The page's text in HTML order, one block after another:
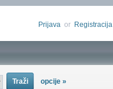
Prijava or Registracija
opcije »